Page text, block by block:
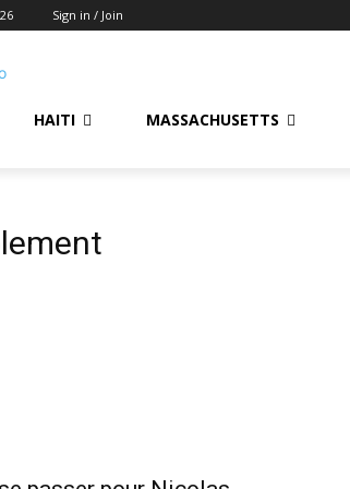
Sign in / Join
HAITI MASSACHUSETTS